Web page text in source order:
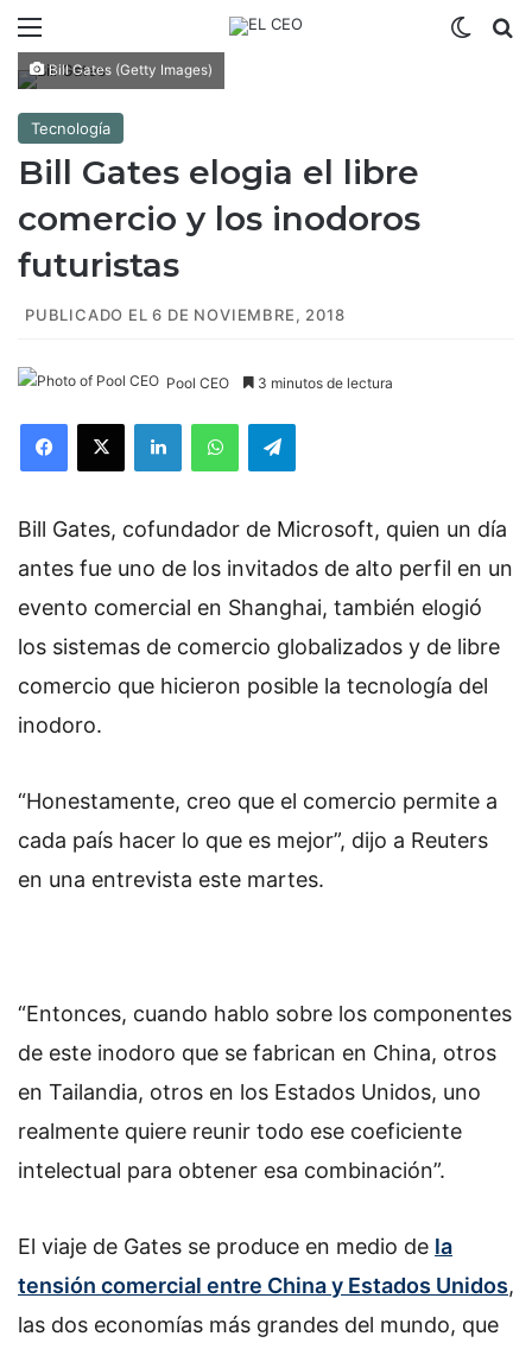
Bill Gates (Getty Images)
Tecnología
Bill Gates elogia el libre
comercio y los inodoros
futuristas
PUBLICADO EL 6 DE NOVIEMBRE, 2018
Pool CEO 3 minutos de lectura
Bill Gates, cofundador de Microsoft, quien un día
antes fue uno de los invitados de alto perfil en un
evento comercial en Shanghai, también elogió
los sistemas de comercio globalizados y de libre
comercio que hicieron posible la tecnología del
inodoro.
“Honestamente, creo que el comercio permite a
cada país hacer lo que es mejor”, dijo a Reuters
en una entrevista este martes.
“Entonces, cuando hablo sobre los componentes
de este inodoro que se fabrican en China, otros
en Tailandia, otros en los Estados Unidos, uno
realmente quiere reunir todo ese coeficiente
intelectual para obtener esa combinación”.
El viaje de Gates se produce en medio de la
tensión comercial entre China y Estados Unidos,
las dos economías más grandes del mundo, que